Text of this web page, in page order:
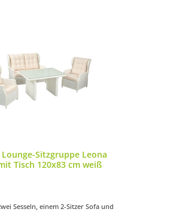
Sitzgruppe Leona
Tisch 120x83 cm weiß
Sesseln, einem 2-Sitzer Sofa und